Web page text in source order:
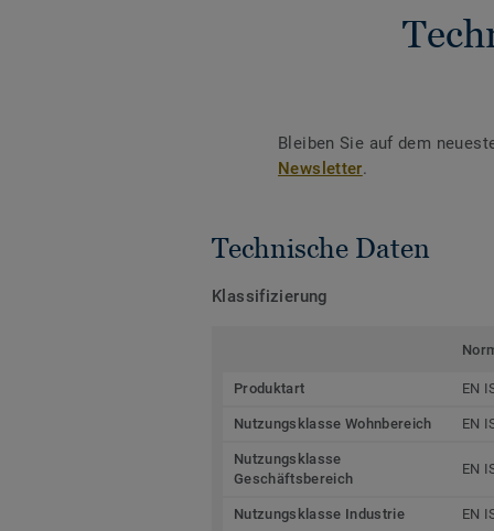
Bleiben Sie auf dem
Newsletter.
Technische Daten
Klassifizierung
Produktart EN
Nutzungsklasse Wohnbereich EN
Nutzungsklasse
Geschäftsbereich
EN
Nutzungsklasse Industrie EN